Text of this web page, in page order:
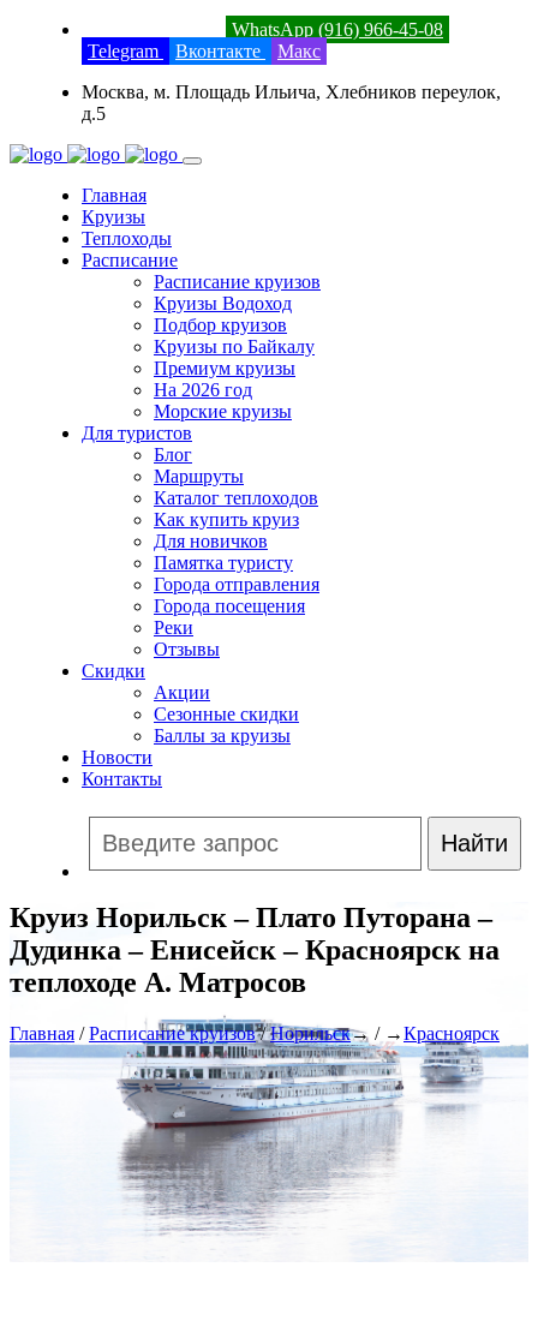
WhatsApp (916) 966-45-08
Telegram
Вконтакте
Макс
Москва, м. Площадь Ильича, Хлебников переулок,
д.5
Главная
Круизы
Теплоходы
Расписание
Расписание круизов
Круизы Водоход
Подбор круизов
Круизы по Байкалу
Премиум круизы
На 2026 год
Морские круизы
Для туристов
Блог
Маршруты
Каталог теплоходов
Как купить круиз
Для новичков
Памятка туристу
Города отправления
Города посещения
Реки
Отзывы
Скидки
Акции
Сезонные скидки
Баллы за круизы
Новости
Контакты
Круиз Норильск – Плато Путорана –
Дудинка – Енисейск – Красноярск на
теплоходе А. Матросов
Главная /Расписание круизов/Норильск→ / →Красноярск